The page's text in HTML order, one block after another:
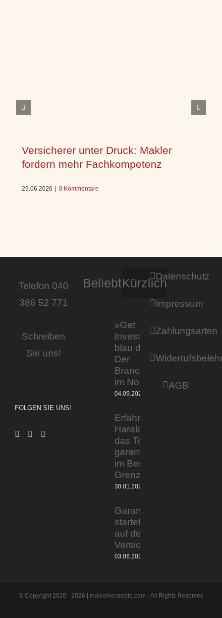
Versicherer unter Druck: Makler
fordern mehr Fachkompetenz
29.06.2026 | 0 Kommentare
Telefon 040
386 52 771
Schreiben
Sie uns!
FOLGEN SIE UNS!
BeliebtKürzlich
»Get
Invested by
blau direkt«:
Der
Branchentag
im Norden
04.09.2023
Erfahrener Experte
Harald Wesely stärkt
das Team von
garantiertmehrnetto.de
im Bereich
Grenzgänger
30.01.2024
Garantiertmehrnetto.de®
startet Vermittlerplattform
auf deutschem
Versicherungsmarkt
03.06.2023
Datenschutz
Impressum
Zahlungsarten
AGB
© Copyright 2020 - 2026 | maklerkonzepte.com | All Rights Reserved